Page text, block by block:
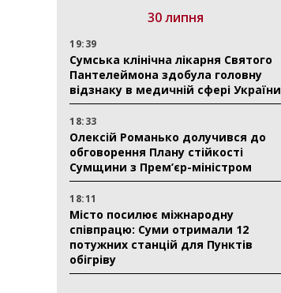
30 липня
19:39
Сумська клінічна лікарня Святого
Пантелеймона здобула головну
відзнаку в медичній сфері України
18:33
Олексій Романько долучився до
обговорення Плану стійкості
Сумщини з Прем’єр-міністром
18:11
Місто посилює міжнародну
співпрацю: Суми отримали 12
потужних станцій для Пунктів
обігріву